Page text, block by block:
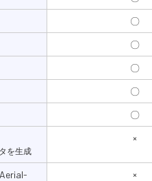
〇
〇
〇
〇
〇
を生成
×
×